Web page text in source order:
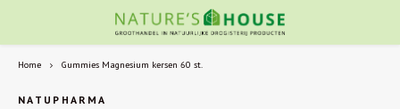
Home Gummies Magnesium kersen 60 st.
NATUPHARMA